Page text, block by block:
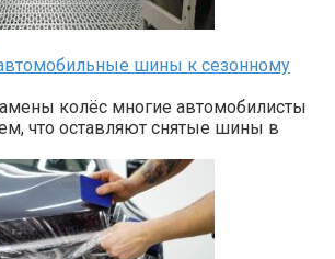
шины к сезонному
колёс многие автомобилисты
что оставляют снятые шины в